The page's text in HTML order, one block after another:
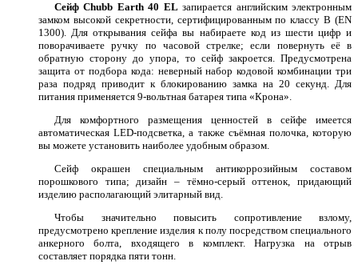
Сейф Chubb Earth 40 EL запирается английским электронным
замком высокой секретности, сертифицированным по классу В (EN
1300). Для открывания сейфа вы набираете код из шести цифр и
поворачиваете ручку по часовой стрелке; если повернуть её в
обратную сторону до упора, то сейф закроется. Предусмотрена
защита от подбора кода: неверный набор кодовой комбинации три
раза подряд приводит к блокированию замка на 20 секунд. Для
питания применяется 9-вольтная батарея типа «Крона».
Для комфортного размещения ценностей в сейфе имеется
автоматическая LED-подсветка, а также съёмная полочка, которую
вы можете установить наиболее удобным образом.
Сейф окрашен специальным антикоррозийным составом
порошкового типа; дизайн – тёмно-серый оттенок, придающий
изделию располагающий элитарный вид.
Чтобы значительно повысить сопротивление взлому,
предусмотрено крепление изделия к полу посредством специального
анкерного болта, входящего в комплект. Нагрузка на отрыв
составляет порядка пяти тонн.